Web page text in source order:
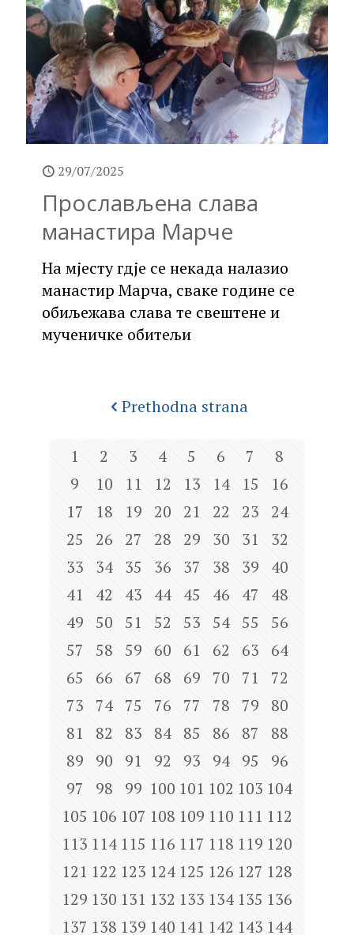
29/07/2025
Прослављена слава
манастира Марче
На мјесту гдје се некада налазио
манастир Марча, сваке године се
обиљежава слава те свештене и
мученичке обитељи
Prethodna strana
1 2 3 4 5 6 7
8
9
10 11 12 13 14 15
16
17
18 19 20 21 22 23
24
25
26 27 28 29 30 31
32
33
34 35 36 37 38 39
40
41
42 43 44 45 46 47
48
49
50 51 52 53 54 55
56
57
58 59 60 61 62 63
64
65
66 67 68 69 70 71
72
73
74 75 76 77 78 79
80
81
82 83 84 85 86 87
88
89
90 91 92 93 94 95
96
97
98 99 100 101 102 103 104
105 106 107 108 109 110 111 112
113 114 115 116 117 118 119 120
121 122 123 124 125 126 127 128
129 130 131 132 133 134 135 136
137 138 139 140 141 142 143 144